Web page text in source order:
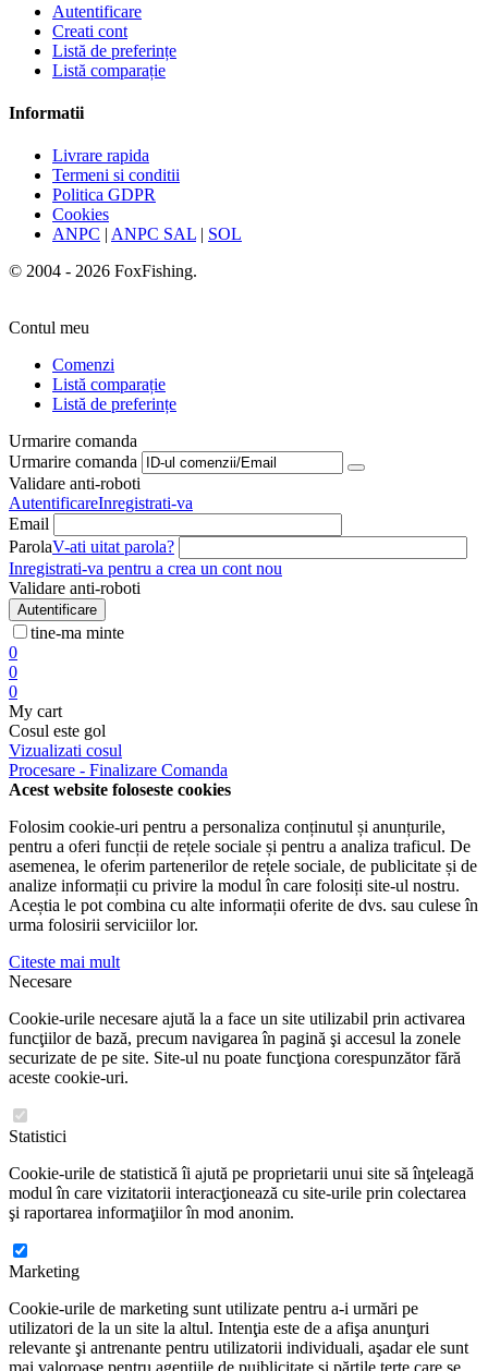
Autentificare
Creati cont
Listă de preferințe
Listă comparație
Informatii
Livrare rapida
Termeni si conditii
Politica GDPR
Cookies
ANPC | ANPC SAL | SOL
© 2004 - 2026 FoxFishing.
Contul meu
Comenzi
Listă comparație
Listă de preferințe
Urmarire comanda
Urmarire comanda
Validare anti-roboti
AutentificareInregistrati-va
Email
ParolaV-ati uitat parola?
Inregistrati-va pentru a crea un cont nou
Validare anti-roboti
Autentificare
tine-ma minte
0
0
0
My cart
Cosul este gol
Vizualizati cosul
Procesare - Finalizare Comanda
Acest website foloseste cookies
Folosim cookie-uri pentru a personaliza conținutul și anunțurile,
pentru a oferi funcții de rețele sociale și pentru a analiza traficul. De
asemenea, le oferim partenerilor de rețele sociale, de publicitate și de
analize informații cu privire la modul în care folosiți site-ul nostru.
Aceștia le pot combina cu alte informații oferite de dvs. sau culese în
urma folosirii serviciilor lor.
Citeste mai mult
Necesare
Cookie-urile necesare ajută la a face un site utilizabil prin activarea
funcţiilor de bază, precum navigarea în pagină şi accesul la zonele
securizate de pe site. Site-ul nu poate funcţiona corespunzător fără
aceste cookie-uri.
Statistici
Cookie-urile de statistică îi ajută pe proprietarii unui site să înţeleagă
modul în care vizitatorii interacţionează cu site-urile prin colectarea
şi raportarea informaţiilor în mod anonim.
Marketing
Cookie-urile de marketing sunt utilizate pentru a-i urmări pe
utilizatori de la un site la altul. Intenţia este de a afişa anunţuri
relevante şi antrenante pentru utilizatorii individuali, aşadar ele sunt